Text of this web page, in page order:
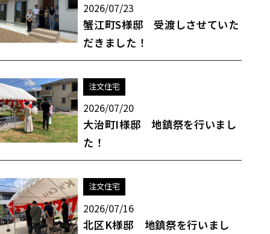
2026/07/23
蟹江町S様邸 受渡しさせていた
だきました！
注文住宅
2026/07/20
大治町I様邸 地鎮祭を行いまし
た！
注文住宅
2026/07/16
北区K様邸 地鎮祭を行いまし